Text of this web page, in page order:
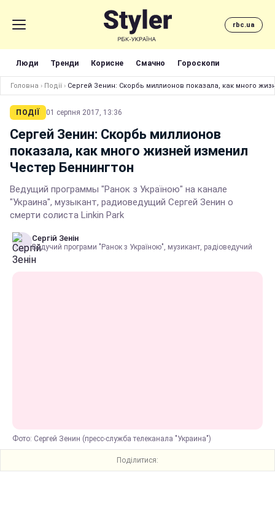
rbc.ua
Люди Тренди Корисне Смачно Гороскопи
Головна › Події › Сергей Зенин: Скорбь миллионов показала, как много
ПОДІЇ 01 серпня 2017, 13:36
Сергей Зенин: Скорбь миллионов
показала, как много жизней изменил
Честер Беннингтон
Ведущий программы "Ранок з Україною" на канале
"Украина", музыкант, радиоведущий Сергей Зенин о
смерти солиста Linkin Park
Сергій Зенін
Ведучий програми "Ранок з Україною", музикант, радіоведучий
Фото: Сергей Зенин (пресс-служба телеканала "Украина")
Поділитися: